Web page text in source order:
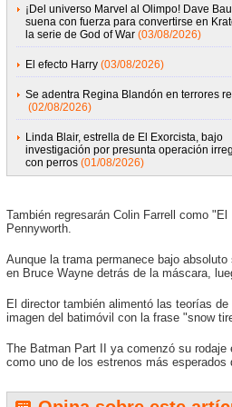
¡Del universo Marvel al Olimpo! Dave
suena con fuerza para convertirse en
la serie de God of War (03/08/2026)
El efecto Harry (03/08/2026)
Se adentra Regina Blandón en terrores
(02/08/2026)
Linda Blair, estrella de El Exorcista, bajo
investigación por presunta operación
con perros (01/08/2026)
También regresarán Colin Farrell como
Pennyworth.
Aunque la trama permanece bajo
en Bruce Wayne detrás de la máscara,
El director también alimentó las teorías
imagen del batimóvil con la frase "snow
The Batman Part II ya comenzó su
como uno de los estrenos más